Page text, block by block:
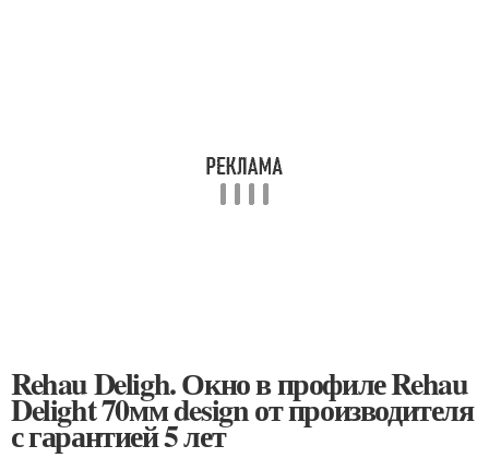
Rehau Deligh. Окно в профиле Rehau
Delight 70мм design от производителя
с гарантией 5 лет